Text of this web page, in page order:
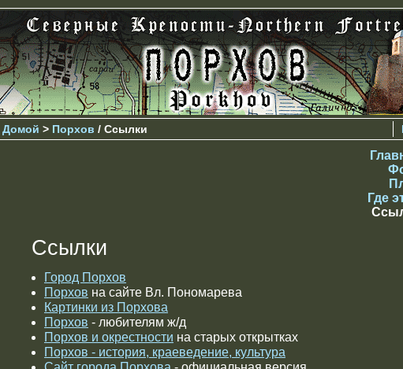
Домой > Порхов / Ссылки
Где
Ссылки
Город Порхов
Порхов на сайте Вл. Пономарева
Картинки из Порхова
Порхов - любителям ж/д
Порхов и окрестности на старых открытках
Порхов - история, краеведение, культура